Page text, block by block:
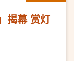
揭幕 赏灯